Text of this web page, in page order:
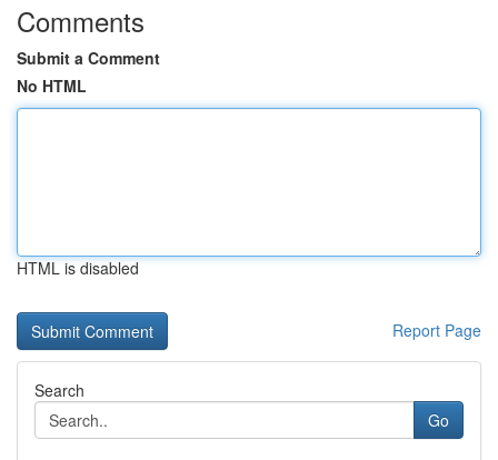
Comments
Submit a Comment
No HTML
HTML is disabled
Report Page
Search
Go